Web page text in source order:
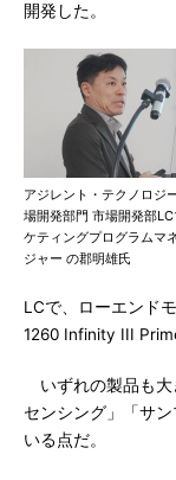
開発した。
アジレント・テクノロジ
場開発部門 市場開発部LC
ケティングプログラムマ
ジャー の郡明雄氏
LCで、ローエンド
1260 Infinity III
いずれの製品も大
センシング」「サ
いる点だ。